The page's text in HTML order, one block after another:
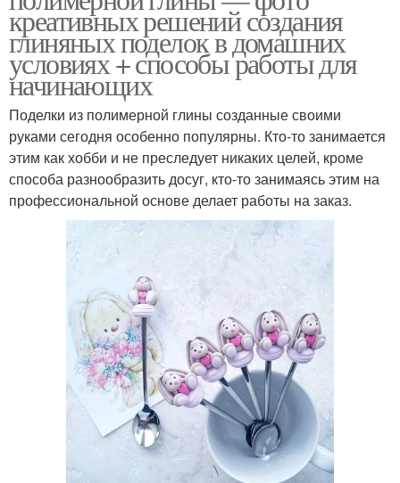
креативных решений создания
глиняных поделок в домашних
условиях + способы работы для
начинающих
Поделки из полимерной глины созданные своими
руками сегодня особенно популярны. Кто-то занимается
этим как хобби и не преследует никаких целей, кроме
способа разнообразить досуг, кто-то занимаясь этим на
профессиональной основе делает работы на заказ.